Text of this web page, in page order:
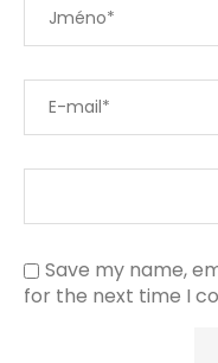
Save my name,
for the next time I